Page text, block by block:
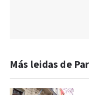
Más leidas de